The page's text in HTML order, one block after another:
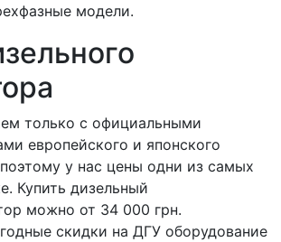
модели.
только с официальными
европейского и японского
у нас цены одни из самых
Купить дизельный
можно от 34 000 грн.
скидки на ДГУ оборудование